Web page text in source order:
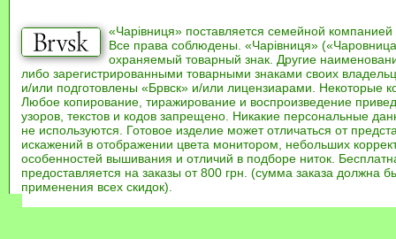
«Чарівниця» поставляется семейной компанией
Все права соблюдены. «Чарівниця»
охраняемый товарный знак. Другие
либо зарегистрированными товарными знаками своих
и/или подготовлены «Брвск» и/или лицензиарами. Некоторые
Любое копирование, тиражирование и воспроизведение
узоров, текстов и кодов запрещено. Никакие персональные
не используются. Готовое изделие может отличаться от
искажений в отображении цвета монитором, небольших
особенностей вышивания и отличий в подборе ниток.
предоставляется на заказы от 800 грн. (сумма заказа должна
применения всех скидок).